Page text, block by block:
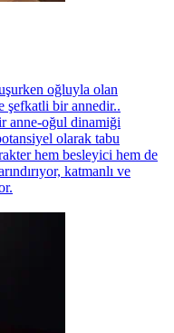
oğluyla olan
şefkatli bir annedir..
anne-oğul dinamiği
olarak tabu
hem besleyici hem de
katmanlı ve